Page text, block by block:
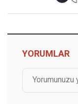
YORUMLAR